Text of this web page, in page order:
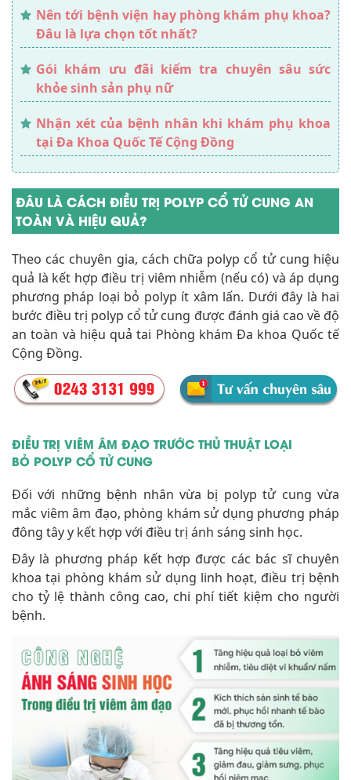
Nên tới bệnh viện hay phòng khám phụ khoa?
Đâu là lựa chọn tốt nhất?
Gói khám ưu đãi kiểm tra chuyên sâu sức
khỏe sinh sản phụ nữ
Nhận xét của bệnh nhân khi khám phụ khoa
tại Đa Khoa Quốc Tế Cộng Đồng
ĐÂU LÀ CÁCH ĐIỀU TRỊ POLYP CỔ TỬ CUNG AN
TOÀN VÀ HIỆU QUẢ?
Theo các chuyên gia, cách chữa polyp cổ tử cung hiệu
quả là kết hợp điều trị viêm nhiễm (nếu có) và áp dụng
phương pháp loại bỏ polyp ít xâm lấn. Dưới đây là hai
bước điều trị polyp cổ tử cung được đánh giá cao về độ
an toàn và hiệu quả tai Phòng khám Đa khoa Quốc tế
Cộng Đồng.
ĐIỀU TRỊ VIÊM ÂM ĐẠO TRƯỚC THỦ THUẬT LOẠI
BỎ POLYP CỔ TỬ CUNG
Đối với những bệnh nhân vừa bị polyp tử cung vừa
mắc viêm âm đạo, phòng khám sử dụng phương pháp
đông tây y kết hợp với điều trị ánh sáng sinh học.
Đây là phương pháp kết hợp được các bác sĩ chuyên
khoa tại phòng khám sử dụng linh hoạt, điều trị bệnh
cho tỷ lệ thành công cao, chi phí tiết kiệm cho người
bệnh.